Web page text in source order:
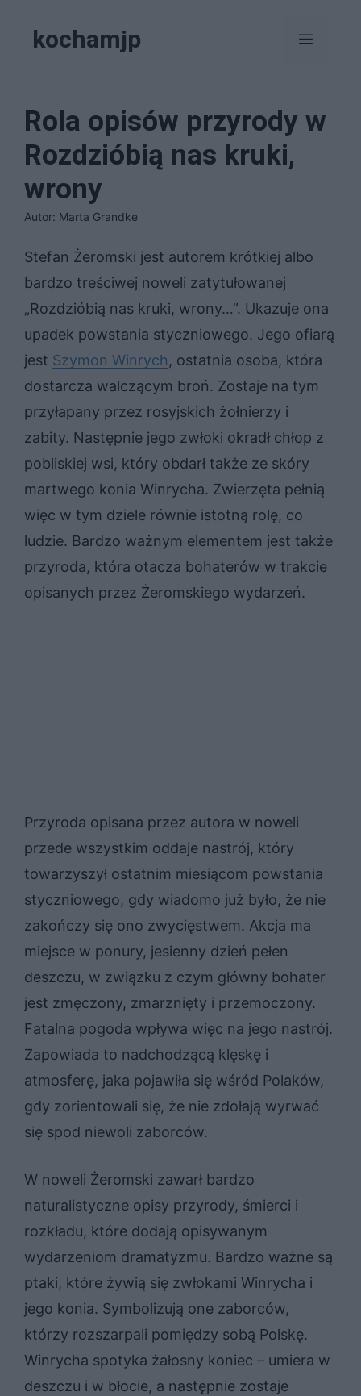
kochamjp Menu
Rola opisów przyrody w
Rozdzióbią nas kruki,
wrony
Autor: Marta Grandke
Stefan Żeromski jest autorem krótkiej albo
bardzo treściwej noweli zatytułowanej
„Rozdzióbią nas kruki, wrony…”. Ukazuje ona
upadek powstania styczniowego. Jego ofiarą
jest Szymon Winrych, ostatnia osoba, która
dostarcza walczącym broń. Zostaje na tym
przyłapany przez rosyjskich żołnierzy i
zabity. Następnie jego zwłoki okradł chłop z
pobliskiej wsi, który obdarł także ze skóry
martwego konia Winrycha. Zwierzęta pełnią
więc w tym dziele równie istotną rolę, co
ludzie. Bardzo ważnym elementem jest także
przyroda, która otacza bohaterów w trakcie
opisanych przez Żeromskiego wydarzeń.
Przyroda opisana przez autora w noweli
przede wszystkim oddaje nastrój, który
towarzyszył ostatnim miesiącom powstania
styczniowego, gdy wiadomo już było, że nie
zakończy się ono zwycięstwem. Akcja ma
miejsce w ponury, jesienny dzień pełen
deszczu, w związku z czym główny bohater
jest zmęczony, zmarznięty i przemoczony.
Fatalna pogoda wpływa więc na jego nastrój.
Zapowiada to nadchodzącą klęskę i
atmosferę, jaka pojawiła się wśród Polaków,
gdy zorientowali się, że nie zdołają wyrwać
się spod niewoli zaborców.
W noweli Żeromski zawarł bardzo
naturalistyczne opisy przyrody, śmierci i
rozkładu, które dodają opisywanym
wydarzeniom dramatyzmu. Bardzo ważne są
ptaki, które żywią się zwłokami Winrycha i
jego konia. Symbolizują one zaborców,
którzy rozszarpali pomiędzy sobą Polskę.
Winrycha spotyka żałosny koniec – umiera w
deszczu i w błocie, a następnie zostaje